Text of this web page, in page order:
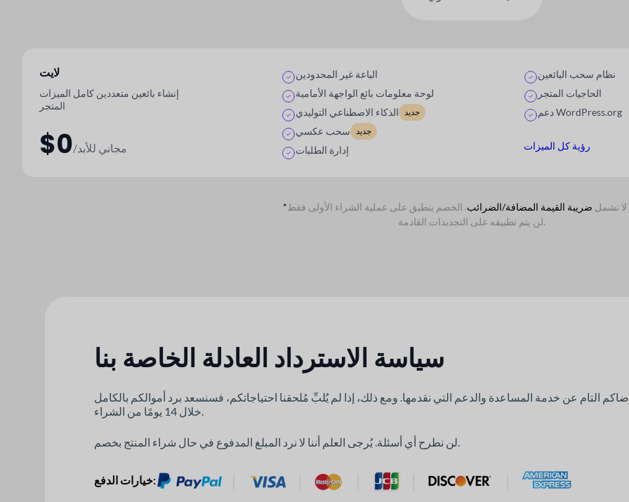
لايت
إنشاء بائعين متعددين كامل الميزات
المتجر
$0 /مجاني للأبد
الباعة غير المحدودين
لوحة معلومات بائع الواجهة الأمامية
الذكاء الاصطناعي التوليدي جديد
سحب عكسي جديد
إدارة الطلبات
نظام سحب البائعين
الحاجيات المتجر
دعم WordPress.org
رؤية كل الميزات
* لا تشمل ضريبة القيمة المضافة/الضرائب
لن يتم تطبيقه على التجديدات القادمة.
سياسة الاسترداد العادلة الخاصة بنا
التام عن خدمة المساعدة والدعم التي نقدمها. ومع ذلك، إذا لم يُلبِّ مُلحقنا احتياجاتكم، فسنسعد برد أموالكم بالكامل
خلال 14 يومًا من الشراء.
لن نطرح أي أسئلة. يُرجى العلم أننا لا نرد المبلغ المدفوع في حال شراء المنتج بخصم.
خيارات الدفع: